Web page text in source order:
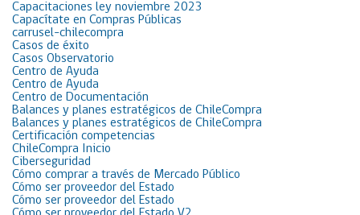
Capacitaciones ley noviembre 2023
Capacítate en Compras Públicas
carrusel-chilecompra
Casos de éxito
Casos Observatorio
Centro de Ayuda
Centro de Ayuda
Centro de Documentación
Balances y planes estratégicos de ChileCompra
Balances y planes estratégicos de ChileCompra
Certificación competencias
ChileCompra Inicio
Ciberseguridad
Cómo comprar a través de Mercado Público
Cómo ser proveedor del Estado
Cómo ser proveedor del Estado